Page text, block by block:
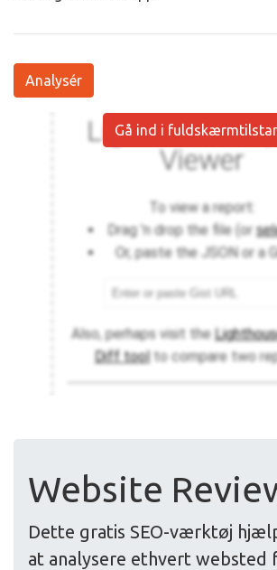
Analysér
Gå ind i
Website
Dette gratis SEO-værktøj
at analysere ethvert websted